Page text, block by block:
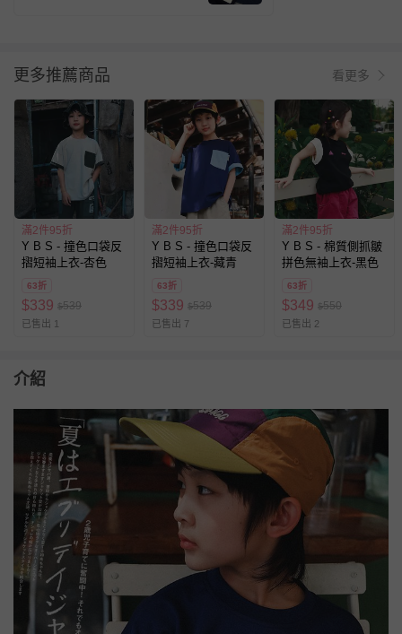
更多推薦商品 看更多
滿2件95折
Y B S - 撞色口袋反
摺短袖上衣-杏色
63折
$339 $539
已售出 1
滿2件95折
Y B S - 撞色口袋反
摺短袖上衣-藏青
63折
$339 $539
已售出 7
滿2件95折
Y B S - 棉質側抓皺
拼色無袖上衣-黑色
63折
$349 $550
已售出 2
介紹